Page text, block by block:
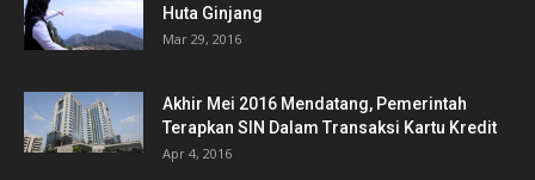
Huta Ginjang
Mar 29, 2016
Akhir Mei 2016 Mendatang, Pemerintah
Terapkan SIN Dalam Transaksi Kartu Kredit
Apr 4, 2016